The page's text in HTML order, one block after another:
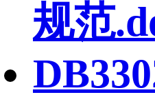
规范